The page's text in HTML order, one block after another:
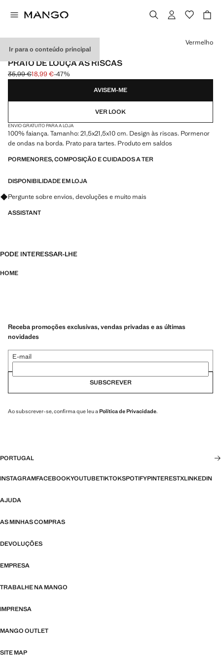
Ir para o conteúdo principal
MADE IN PORTUGAL
PRATO DE LOUÇA ÀS RISCAS
Preço inicial riscado [35,99 € ]
35,99 €
Preço atual [18,99 € ]
18,99 €-47%
Selecione uma cor
Vermelho
AVISEM-ME
VER LOOK
ENVIO GRATUITO PARA A LOJA
100% faiança. Tamanho: 21,5x21,5x10 cm. Design às riscas. Pormenor
de ondas na borda. Prato para tartes. Produto em saldos
PORMENORES, COMPOSIÇÃO E CUIDADOS A TER
DISPONIBILIDADE EM LOJA
Pergunte sobre envios, devoluções e muito mais
ASSISTANT
PODE INTERESSAR-LHE
HOME
Receba promoções exclusivas, vendas privadas e as últimas
novidades
E-mail
SUBSCREVER
Ao subscrever-se, confirma que leu a Política de Privacidade.
PORTUGAL
INSTAGRAMFACEBOOKYOUTUBETIKTOKSPOTIFYPINTERESTXLINKEDIN
AJUDA
AS MINHAS COMPRAS
DEVOLUÇÕES
EMPRESA
TRABALHE NA MANGO
IMPRENSA
MANGO OUTLET
SITE MAP